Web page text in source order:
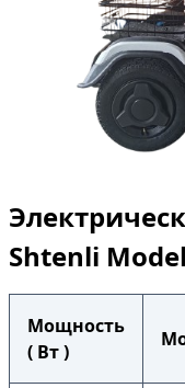
Shtenli
Мощность
( Вт )